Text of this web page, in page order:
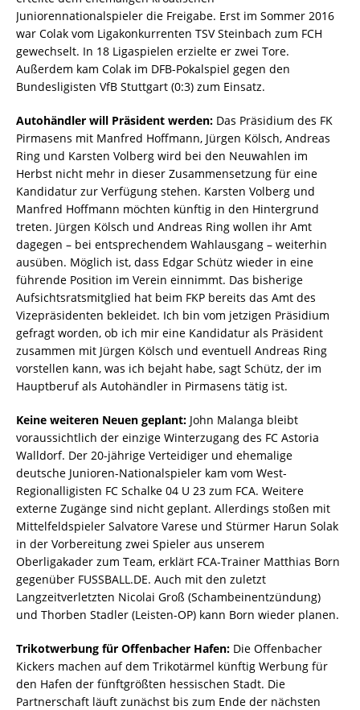
Juniorennationalspieler die Freigabe. Erst im Sommer 2016
war Colak vom Ligakonkurrenten TSV Steinbach zum FCH
gewechselt. In 18 Ligaspielen erzielte er zwei Tore.
Außerdem kam Colak im DFB-Pokalspiel gegen den
Bundesligisten VfB Stuttgart (0:3) zum Einsatz.
Autohändler will Präsident werden: Das Präsidium des FK
Pirmasens mit Manfred Hoffmann, Jürgen Kölsch, Andreas
Ring und Karsten Volberg wird bei den Neuwahlen im
Herbst nicht mehr in dieser Zusammensetzung für eine
Kandidatur zur Verfügung stehen. Karsten Volberg und
Manfred Hoffmann möchten künftig in den Hintergrund
treten. Jürgen Kölsch und Andreas Ring wollen ihr Amt
dagegen – bei entsprechendem Wahlausgang – weiterhin
ausüben. Möglich ist, dass Edgar Schütz wieder in eine
führende Position im Verein einnimmt. Das bisherige
Aufsichtsratsmitglied hat beim FKP bereits das Amt des
Vizepräsidenten bekleidet. Ich bin vom jetzigen Präsidium
gefragt worden, ob ich mir eine Kandidatur als Präsident
zusammen mit Jürgen Kölsch und eventuell Andreas Ring
vorstellen kann, was ich bejaht habe, sagt Schütz, der im
Hauptberuf als Autohändler in Pirmasens tätig ist.
Keine weiteren Neuen geplant: John Malanga bleibt
voraussichtlich der einzige Winterzugang des FC Astoria
Walldorf. Der 20-jährige Verteidiger und ehemalige
deutsche Junioren-Nationalspieler kam vom West-
Regionalligisten FC Schalke 04 U 23 zum FCA. Weitere
externe Zugänge sind nicht geplant. Allerdings stoßen mit
Mittelfeldspieler Salvatore Varese und Stürmer Harun Solak
in der Vorbereitung zwei Spieler aus unserem
Oberligakader zum Team, erklärt FCA-Trainer Matthias Born
gegenüber FUSSBALL.DE. Auch mit den zuletzt
Langzeitverletzten Nicolai Groß (Schambeinentzündung)
und Thorben Stadler (Leisten-OP) kann Born wieder planen.
Trikotwerbung für Offenbacher Hafen: Die Offenbacher
Kickers machen auf dem Trikotärmel künftig Werbung für
den Hafen der fünftgrößten hessischen Stadt. Die
Partnerschaft läuft zunächst bis zum Ende der nächsten